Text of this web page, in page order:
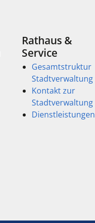
Rathaus &
Service
Gesamtstruktur
Stadtverwaltung
Kontakt zur
Stadtverwaltung
Dienstleistungen